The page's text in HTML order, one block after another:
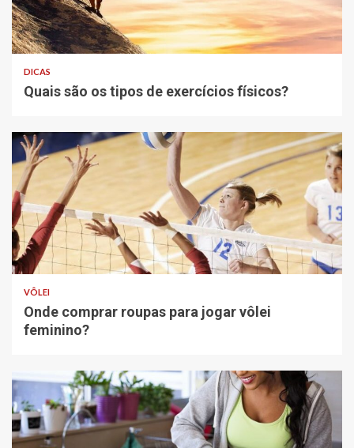
DICAS
Quais são os tipos de exercícios físicos?
VÔLEI
Onde comprar roupas para jogar vôlei
feminino?